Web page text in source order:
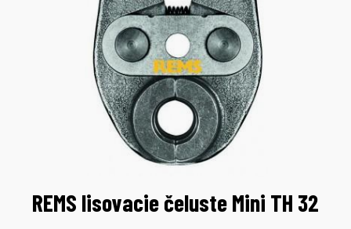
REMS lisovacie čeluste Mini TH 32